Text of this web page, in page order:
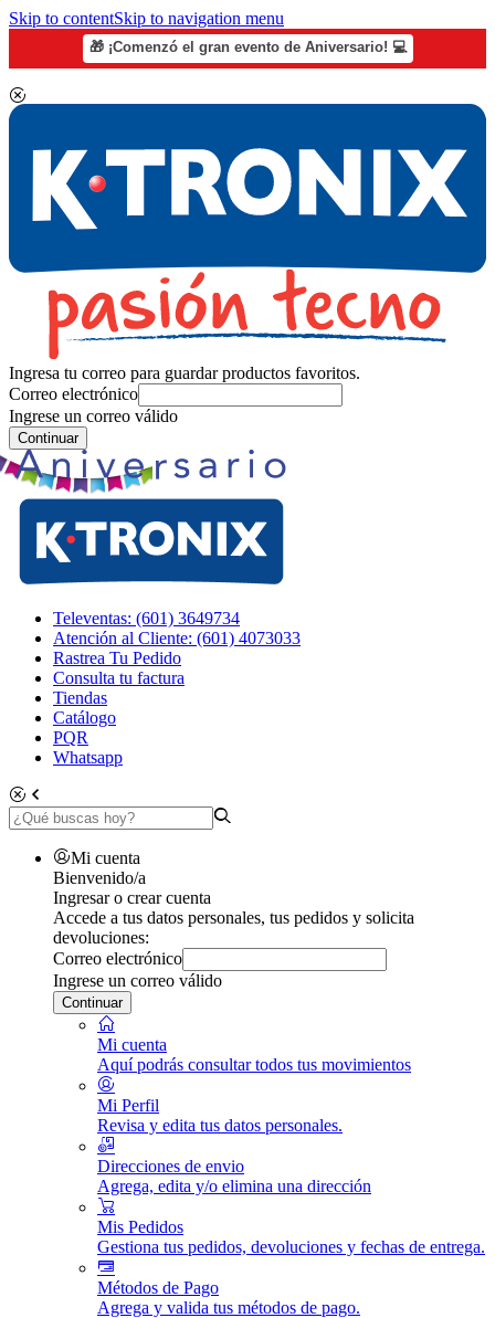
Skip to contentSkip to navigation menu
🎁 ¡Comenzó el gran evento de Aniversario! 💻
Ingresa tu correo para guardar productos favoritos.
Correo electrónico
Ingrese un correo válido
Continuar
Televentas: (601) 3649734
Atención al Cliente: (601) 4073033
Rastrea Tu Pedido
Consulta tu factura
Tiendas
Catálogo
PQR
Whatsapp
Mi cuenta
Bienvenido/a
Ingresar o crear cuenta
Accede a tus datos personales, tus pedidos y solicita
devoluciones:
Correo electrónico
Ingrese un correo válido
Continuar
Mi cuenta
Aquí podrás consultar todos tus movimientos
Mi Perfil
Revisa y edita tus datos personales.
Direcciones de envio
Agrega, edita y/o elimina una dirección
Mis Pedidos
Gestiona tus pedidos, devoluciones y fechas de entrega.
Métodos de Pago
Agrega y valida tus métodos de pago.